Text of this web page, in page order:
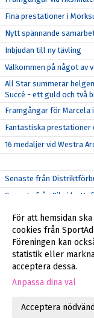
Fina prestationer i
Nytt spännande
Inbjudan till ny tävling
Välkommen på något av
All Star summerar
Succé - ett guld och två
Framgångar för
Fantastiska prestationer
16 medaljer vid Westra
Senaste från
Senaste från
Anmälan för
Godkännande för
Äntligen igång
För att hemsidan
cookies från
Föreningen kan
statistik eller
acceptera dessa.
Anpassa dina val
Acceptera